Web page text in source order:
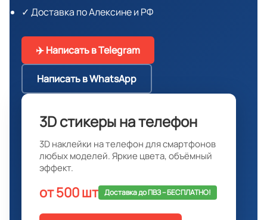
✓ Доставка по Алексине и РФ
✈️ Написать в Telegram
Написать в WhatsApp
3D стикеры на телефон
3D наклейки на телефон для смартфонов
любых моделей. Яркие цвета, объёмный
эффект.
от 500 шт Доставка до ПВЗ -- БЕСПЛАТНО!